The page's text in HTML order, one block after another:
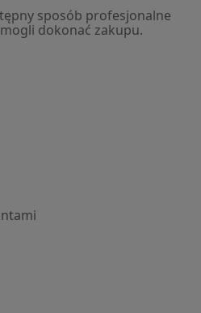
sposób profesjonalne
dokonać zakupu.